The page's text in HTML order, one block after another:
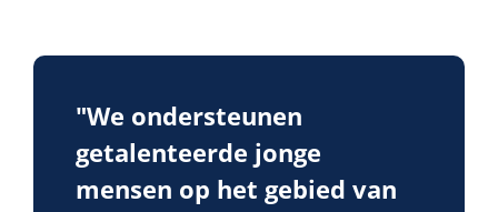
"We ondersteunen
getalenteerde jonge
mensen op het gebied van